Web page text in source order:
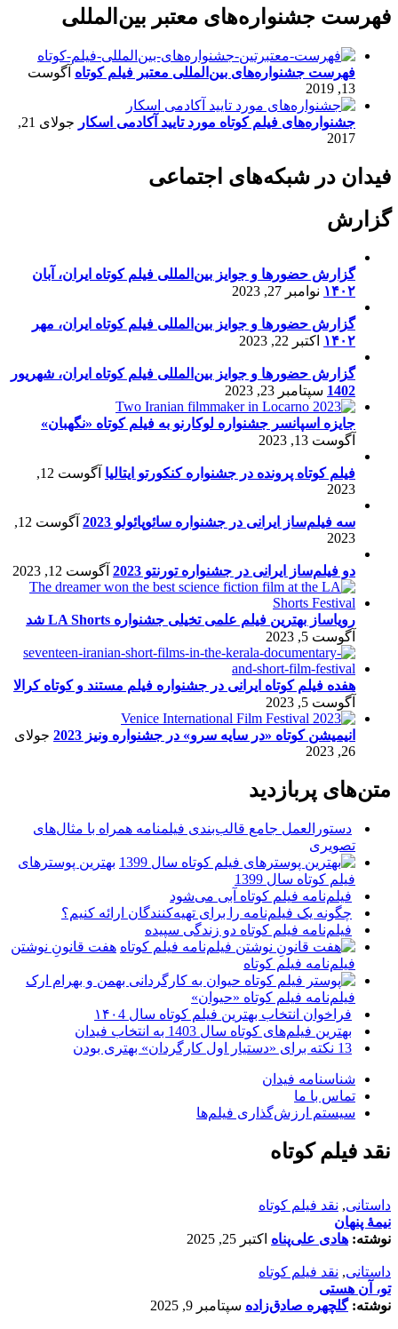
فهرست جشنواره‌های معتبر بین‌المللی
فهرست جشنواره‌های بین‌المللی معتبر فیلم کوتاه آگوست
13, 2019
جشنواره‌های فیلم کوتاه مورد تایید آکادمی اسکار
جولای 21,
2017
فیدان در شبکه‌های اجتماعی
گزارش
گزارش حضورها و جوایز بین‌المللی فیلم کوتاه ایران، آبان
۱۴۰۲ نوامبر 27, 2023
گزارش حضورها و جوایز بین‌المللی فیلم کوتاه ایران، مهر
۱۴۰۲ اکتبر 22, 2023
گزارش حضورها و جوایز بین‌المللی فیلم کوتاه ایران، شهریور
1402 سپتامبر 23, 2023
جایزه اسپانسر جشنواره لوکارنو به فیلم کوتاه «نگهبان»
آگوست 13, 2023
فیلم کوتاه پرونده در جشنواره کنکورتو ایتالیا
آگوست 12,
2023
سه فیلم‌ساز ایرانی در جشنواره سائوپائولو 2023
آگوست 12,
2023
دو فیلم‌ساز ایرانی در جشنواره تورنتو 2023 آگوست 12, 2023
رویاساز بهترین فیلم علمی تخیلی جشنواره LA Shorts شد
آگوست 5, 2023
هفده فیلم کوتاه ایرانی در جشنواره فیلم مستند و کوتاه کرالا
آگوست 5, 2023
انیمیشن کوتاه «در سایه سرو» در جشنواره ونیز 2023
جولای
26, 2023
متن‌های پربازدید
دستورالعمل جامع قالب‌بندی فیلمنامه همراه با مثال‌های
تصویری
بهترین پوسترهای
فیلم کوتاه سال 1399
فیلم‌نامه فیلم کوتاه آبی می‌شود
چگونه یک فیلم‌نامه را برای تهیه‌کنندگان ارائه کنیم؟
فیلم‌نامه فیلم کوتاه دو زندگی سپیده
هفت قانونِ نوشتن
فیلم‌نامه فیلم کوتاه
فیلم‌نامه فیلم کوتاه «حیوان»
فراخوان انتخاب بهترین فیلم کوتاه سال ۱۴۰4
بهترین فیلم‌های کوتاه سال 1403 به انتخاب فیدان
13 نکته برای «دستیار اول کارگردان» بهتری بودن
شناسنامه فیدان
تماس با ما
سیستم ارزش‌گذاری فیلم‌ها
نقد فیلم کوتاه
داستانی, نقد فیلم کوتاه
نیمۀ پنهان
نوشته: هادی علی‌پناه اکتبر 25, 2025
داستانی, نقد فیلم کوتاه
تو، آن هستی
نوشته:گلچهره صادق‌زاده سپتامبر 9, 2025